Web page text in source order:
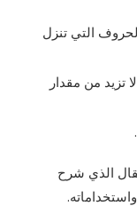
التي تنزل
تزيد من مقدار
الذي شرح